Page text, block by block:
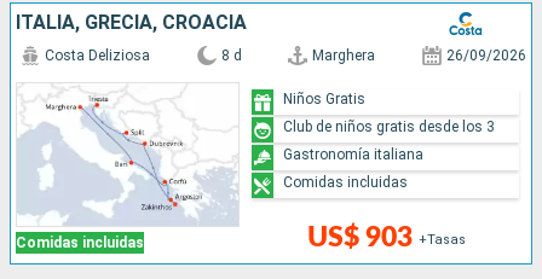
ITALIA, GRECIA, CROACIA
Comidas incluidas
Costa Deliziosa 8 d Marghera 26/09/2026
US$ 903 +Tasas
Niños Gratis
Club de niños gratis desde los 3
Gastronomía italiana
Comidas incluidas